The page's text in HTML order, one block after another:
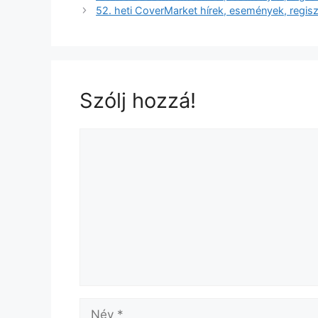
52. heti CoverMarket hírek, események,
Szólj hozzá!